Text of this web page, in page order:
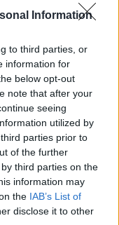
Information
to third parties, or
information for
below opt-out
note that after your
seeing
utilized by
parties prior to
of the further
third parties on the
information may
the IAB’s List of
disclose it to other
amely
dolgokkal
az oldalon,
mutat, a
ablakban
link mutat a
mértben
logo oldalról